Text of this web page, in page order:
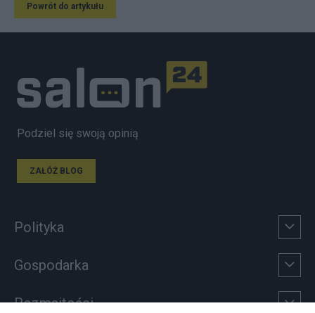
Powrót do artykułu
Podziel się swoją opinią
ZAŁÓŻ BLOG
Polityka
Gospodarka
Rozmaitości